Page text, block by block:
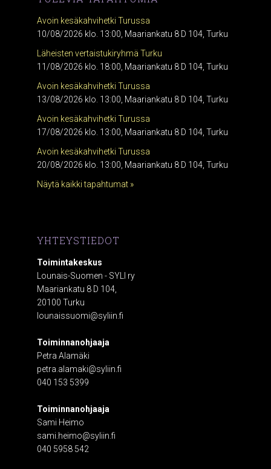
Avoin kesäkahvihetki Turussa
10/08/2026 klo. 13:00, Maariankatu 8 D 104, Turku
Läheisten vertaistukiryhmä Turku
11/08/2026 klo. 18:00, Maariankatu 8 D 104, Turku
Avoin kesäkahvihetki Turussa
13/08/2026 klo. 13:00, Maariankatu 8 D 104, Turku
Avoin kesäkahvihetki Turussa
17/08/2026 klo. 13:00, Maariankatu 8 D 104, Turku
Avoin kesäkahvihetki Turussa
20/08/2026 klo. 13:00, Maariankatu 8 D 104, Turku
Näytä kaikki tapahtumat »
YHTEYSTIEDOT
Toimintakeskus
Lounais-Suomen - SYLI ry
Maariankatu 8 D 104,
20100 Turku
lounaissuomi@syliin.fi
Toiminnanohjaaja
Petra Alamäki
petra.alamaki@syliin.fi
040 153 5399
Toiminnanohjaaja
Sami Heimo
sami.heimo@syliin.fi
040 5958 542